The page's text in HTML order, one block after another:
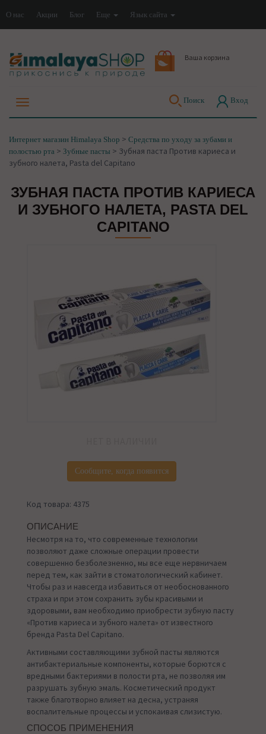
О нас Акции Блог Еще Язык сайта
Ваша корзина
Поиск Вход
Интернет магазин Himalaya Shop > Средства по уходу за зубами и
полостью рта > Зубные пасты > Зубная паста Против кариеса и
зубного налета, Pasta del Capitano
ЗУБНАЯ ПАСТА ПРОТИВ КАРИЕСА
И ЗУБНОГО НАЛЕТА, PASTA DEL
CAPITANO
Сообщите, когда появится
Код товара: 4375
ОПИСАНИЕ
Несмотря на то, что современные технологии
позволяют даже сложные операции провести
совершенно безболезненно, мы все еще нервничаем
перед тем, как зайти в стоматологический кабинет.
Чтобы раз и навсегда избавиться от необоснованного
страха и при этом сохранить зубы красивыми и
здоровыми, вам необходимо приобрести зубную пасту
«Против кариеса и зубного налета» от известного
бренда Pasta Del Capitano.
Активными составляющими зубной пасты являются
антибактериальные компоненты, которые борются с
вредными бактериями в полости рта, не позволяя им
разрушать зубную эмаль. Косметический продукт
также благотворно влияет на десна, устраняя
воспалительные процессы и успокаивая слизистую.
СПОСОБ ПРИМЕНЕНИЯ